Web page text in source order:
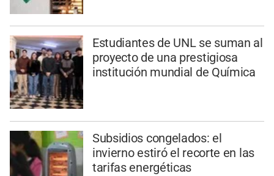
Estudiantes de UNL se suman al
proyecto de una prestigiosa
institución mundial de Química
Subsidios congelados: el
invierno estiró el recorte en las
tarifas energéticas